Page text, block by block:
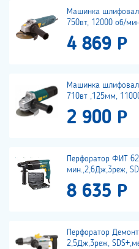
Машинка
750вт, 12000 об/
4 869 Р
Машинка
710вт ,125мм,
2 900 Р
Перфоратор ФИТ
мин.,2,6Дж,3реж,
8 635 Р
Перфоратор
2,5Дж,3реж,